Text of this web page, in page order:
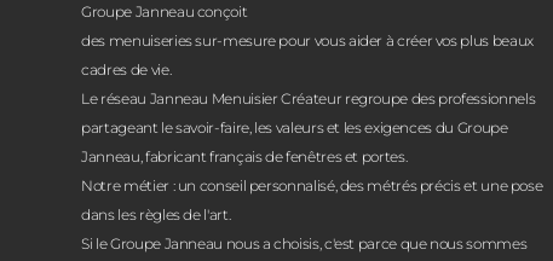
Groupe Janneau conçoit
des menuiseries sur-mesure pour vous aider à créer vos plus beaux
cadres de vie.
Le réseau Janneau Menuisier Créateur regroupe des professionnels
partageant le savoir-faire, les valeurs et les exigences du Groupe
Janneau, fabricant français de fenêtres et portes.
Notre métier : un conseil personnalisé, des métrés précis et une pose
dans les règles de l'art.
Si le Groupe Janneau nous a choisis, c'est parce que nous sommes